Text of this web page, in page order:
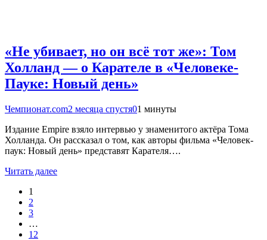
«Не убивает, но он всё тот же»: Том
Холланд — о Карателе в «Человеке-
Пауке: Новый день»
Чемпионат.com2 месяца спустя01 минуты
Издание Empire взяло интервью у знаменитого актёра Тома
Холланда. Он рассказал о том, как авторы фильма «Человек-
паук: Новый день» представят Карателя….
Читать далее
1
2
3
…
12